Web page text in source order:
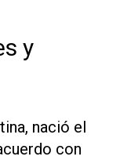
y
nació el
con